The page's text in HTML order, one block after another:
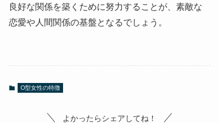
良好な関係を築くために努力することが、素敵な
恋愛や人間関係の基盤となるでしょう。
O型女性の特徴
よかったらシェアしてね！